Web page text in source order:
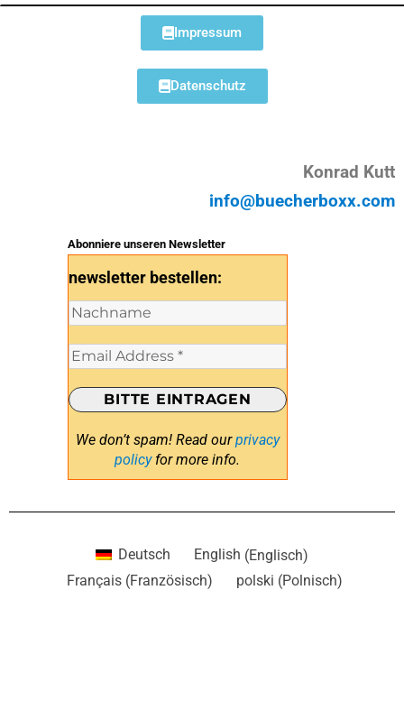
Impressum
Datenschutz
Konrad Kutt
info@buecherboxx.com
Abonniere unseren Newsletter
newsletter bestellen:
We don’t spam! Read ourprivacy
policyfor more info.
Deutsch English (Englisch)
Français (Französisch) polski (Polnisch)